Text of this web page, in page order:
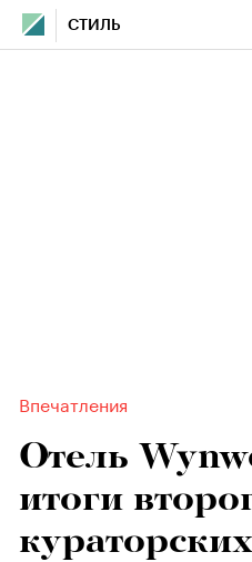
СТИЛЬ
Впечатления
Отель
итоги